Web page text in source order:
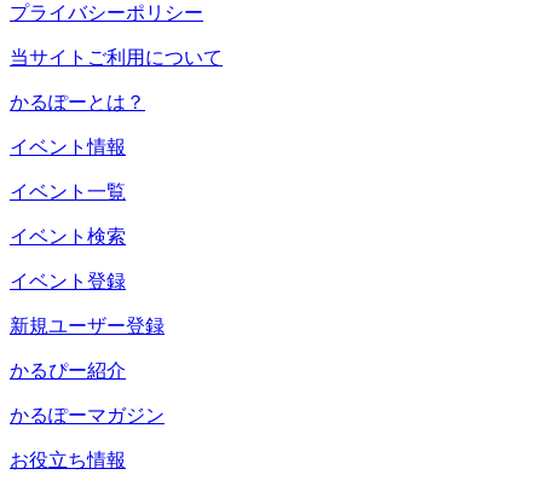
プライバシーポリシー
当サイトご利用について
かるぽーとは？
イベント情報
イベント一覧
イベント検索
イベント登録
新規ユーザー登録
かるぴー紹介
かるぽーマガジン
お役立ち情報